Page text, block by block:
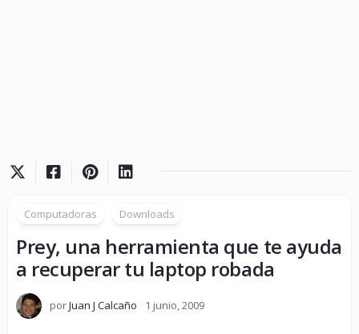
Computadoras Downloads
Prey, una herramienta que te ayuda
a recuperar tu laptop robada
porJuan J Calcaño 1 junio, 2009